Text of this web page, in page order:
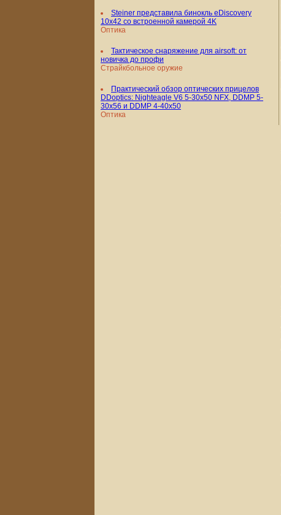
Steiner представила бинокль eDiscovery
10x42 со встроенной камерой 4K
Оптика
Тактическое снаряжение для airsoft: от
новичка до профи
Страйкбольное оружие
Практический обзор оптических прицелов
DDoptics: Nighteagle V6 5-30x50 NFX, DDMP 5-
30x56 и DDMP 4-40x50
Оптика